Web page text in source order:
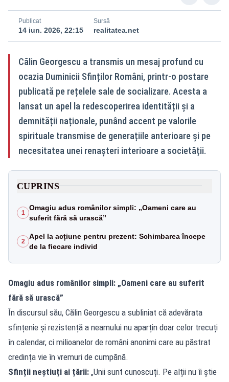
Publicat
14 iun. 2026, 22:15
Sursă
realitatea.net
Călin Georgescu a transmis un mesaj profund cu
ocazia Duminicii Sfinților Români, printr-o postare
publicată pe rețelele sale de socializare. Acesta a
lansat un apel la redescoperirea identității și a
demnității naționale, punând accent pe valorile
spirituale transmise de generațiile anterioare și pe
necesitatea unei renașteri interioare a societății.
CUPRINS
1
Omagiu adus românilor simpli: „Oameni care au
suferit fără să urască”
2
Apel la acțiune pentru prezent: Schimbarea începe
de la fiecare individ
Omagiu adus românilor simpli: „Oameni care au suferit
fără să urască”
În discursul său, Călin Georgescu a subliniat că adevărata
sfințenie și rezistență a neamului nu aparțin doar celor trecuți
în calendar, ci milioanelor de români anonimi care au păstrat
credința vie în vremuri de cumpănă.
Sfinții neștiuți ai țării: „Unii sunt cunoscuți. Pe alții nu îi știe